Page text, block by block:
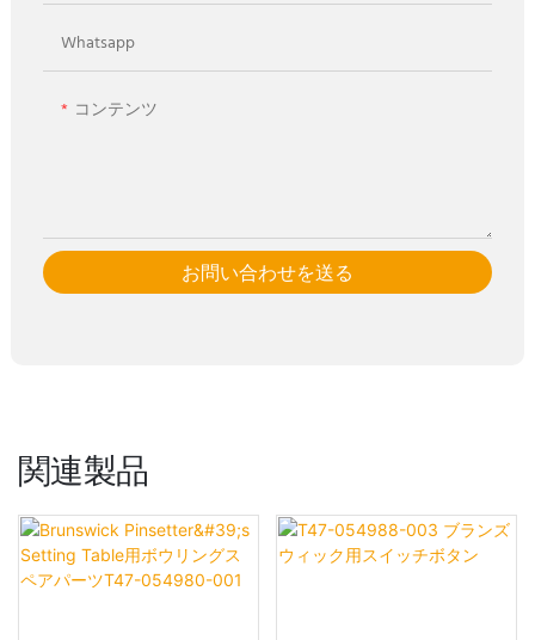
Whatsapp
コンテンツ
お問い合わせを送る
関連製品